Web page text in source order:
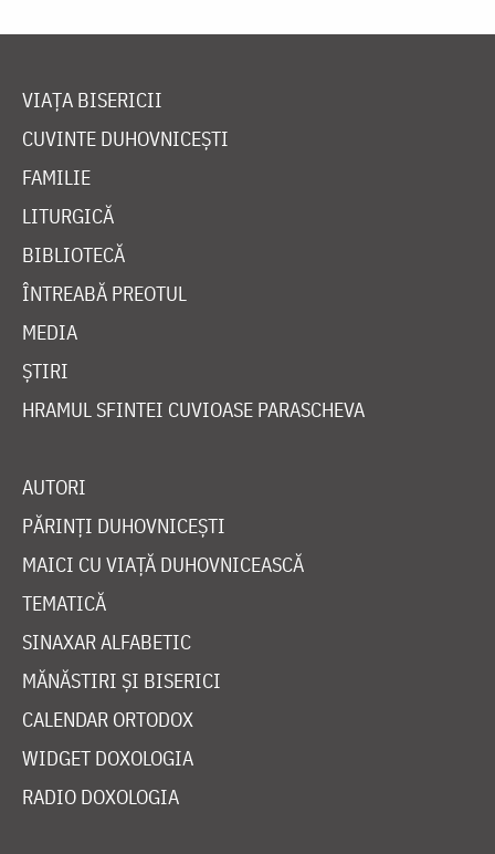
VIAȚA BISERICII
CUVINTE DUHOVNICEȘTI
FAMILIE
LITURGICĂ
BIBLIOTECĂ
ÎNTREABĂ PREOTUL
MEDIA
ȘTIRI
HRAMUL SFINTEI CUVIOASE PARASCHEVA
AUTORI
PĂRINȚI DUHOVNICEȘTI
MAICI CU VIAȚĂ DUHOVNICEASCĂ
TEMATICĂ
SINAXAR ALFABETIC
MĂNĂSTIRI ȘI BISERICI
CALENDAR ORTODOX
WIDGET DOXOLOGIA
RADIO DOXOLOGIA